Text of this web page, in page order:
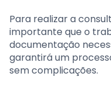
Para realizar a
importante que o
documentação
garantirá um
sem complicações.